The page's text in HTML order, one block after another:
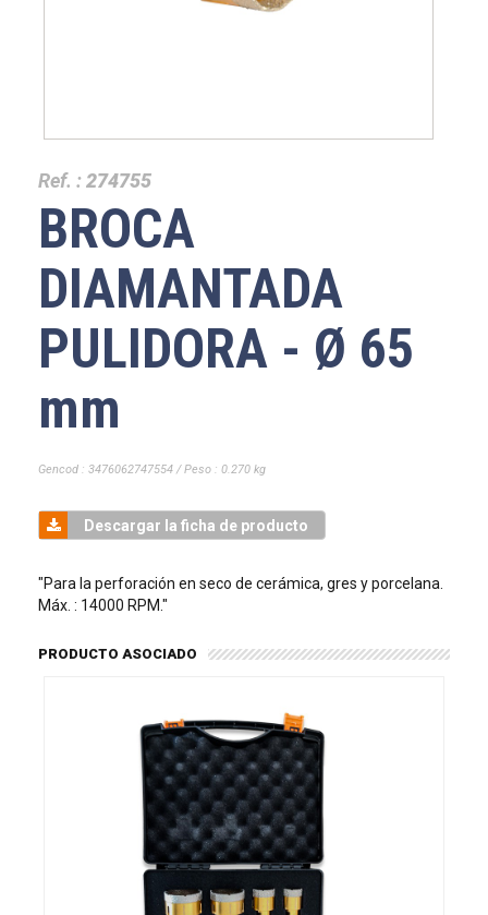
Ref. :274755
BROCA
DIAMANTADA
PULIDORA - Ø 65
mm
Gencod : 3476062747554 / Peso : 0.270 kg
Descargar la ficha de producto
"Para la perforación en seco de cerámica, gres y porcelana.
Máx. : 14000 RPM."
PRODUCTO ASOCIADO